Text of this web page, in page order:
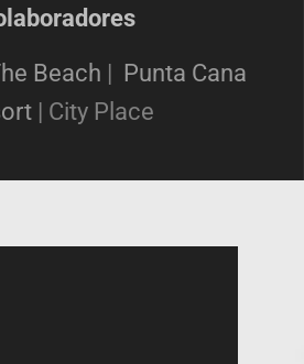
Beach | Punta Cana
| City Place